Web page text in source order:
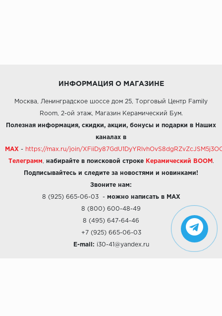
ИНФОРМАЦИЯ О МАГАЗИНЕ
Москва, Ленинградское шоссе дом 25, Торговый Центр Family
Room, 2-ой этаж, Магазин Керамический Бум.
Полезная информация, скидки, акции, бонусы и подарки в Наших
каналах в
MAX - https://max.ru/join/
Телеграмм набирайте в поисковой строке Керамический BOOM .
Подписывайтесь и следите за новостями и новинками!
Звоните нам:
8 (925) 665-06-03- можно написать в MAX
8 (800) 600-48-49
8 (495) 647-64-46
+7 (925) 665-06-03
E-mail: i30-41@yandex.ru